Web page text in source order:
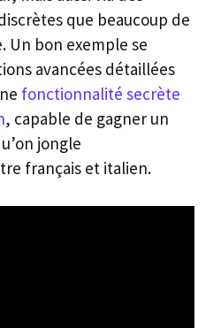
que beaucoup de
Un bon exemple se
avancées détaillées
fonctionnalité secrète
, capable de gagner un
jongle
français et italien.